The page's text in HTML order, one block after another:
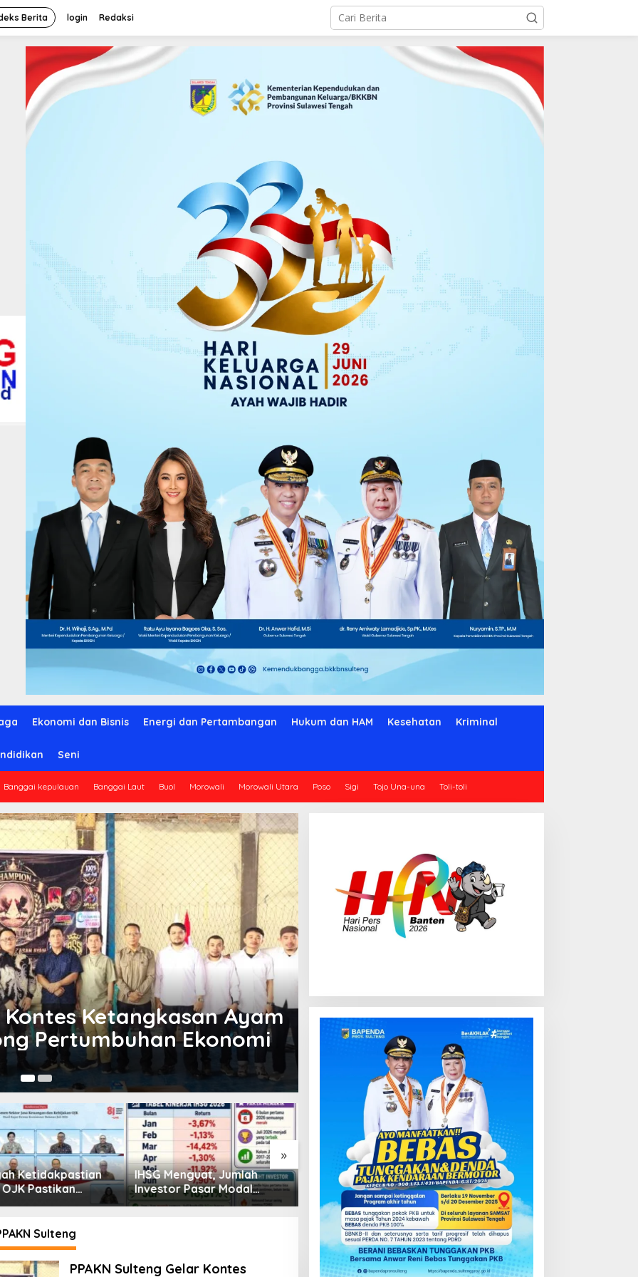
Berita login Redaksi
Ekonomi dan Bisnis Energi dan Pertambangan Hukum dan HAM Kesehatan Kriminal
Seni
Banggai kepulauan Banggai Laut Buol Morowali Morowali Utara Poso Sigi Tojo Una-una Toli-toli
,Kriminal,Lingkungan,Viral
Adu Ayam di Jalan
Ayam Sabung & Tarif
PPAKN Sulteng Gelar Kontes
yang Legal dan Dorong
»
Jumlah
Pasar Modal
Pembiayaan Tumbuh
Positif, Ini Kondisi Terkini
Sektor PVML hingga Juni
Kondisi Perkembangan
Sektor Asuransi,
Penjaminan dan Dana
Pensiun Juni 2026
Kredit Perbankan Tumbuh
12,67 Persen, Kualitas Aset
dan Ketahanan Modal
Tetap Kokoh Juni 2026
Sulteng
PPAKN Sulteng Gelar Kontes